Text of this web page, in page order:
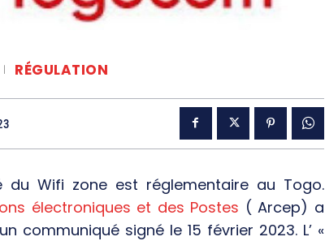
RÉGULATION
du Wifi zone est réglementaire au Togo.
électroniques et des Postes ( Arcep) a
signé le 15 février 2023. L’ «